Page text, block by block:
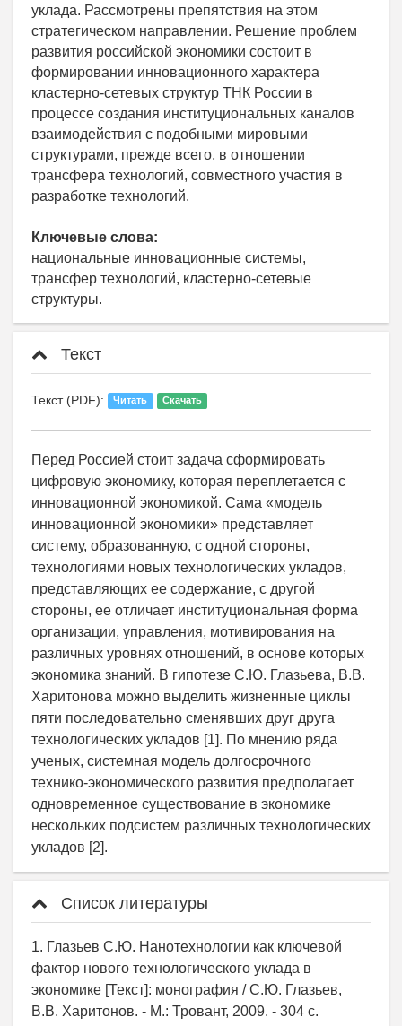
уклада. Раcсмотрены препятствия на этом
стратегическом направлении. Решение проблем
развития российской экономики состоит в
формировании инновационного характера
кластерно-сетевых структур ТНК России в
процессе создания институциональных каналов
взаимодействия с подобными мировыми
структурами, прежде всего, в отношении
трансфера технологий, совместного участия в
разработке технологий.
Ключевые слова:
национальные инновационные системы,
трансфер технологий, кластерно-сетевые
структуры.
Текст
Текст (PDF): Читать Скачать
Перед Россией стоит задача сформировать
цифровую экономику, которая переплетается с
инновационной экономикой. Сама «модель
инновационной экономики» представляет
систему, образованную, с одной стороны,
технологиями новых технологических укладов,
представляющих ее содержание, с другой
стороны, ее отличает институциональная форма
организации, управления, мотивирования на
различных уровнях отношений, в основе которых
экономика знаний. В гипотезе С.Ю. Глазьева, В.В.
Харитонова можно выделить жизненные циклы
пяти последовательно сменявших друг друга
технологических укладов [1]. По мнению ряда
ученых, системная модель долгосрочного
технико-экономического развития предполагает
одновременное существование в экономике
нескольких подсистем различных технологических
укладов [2].
Список литературы
1. Глазьев С.Ю. Нанотехнологии как ключевой
фактор нового технологического уклада в
экономике [Текст]: монография / С.Ю. Глазьев,
В.В. Харитонов. - М.: Тровант, 2009. - 304 с.